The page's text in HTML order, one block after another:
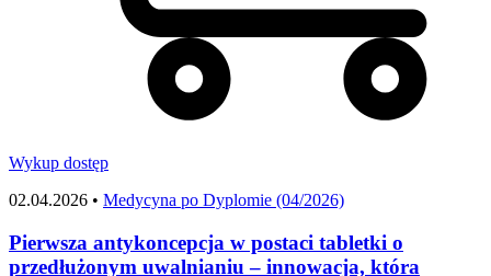
Wykup dostęp
02.04.2026 • Medycyna po Dyplomie (04/2026)
Pierwsza antykoncepcja w postaci tabletki o
przedłużonym uwalnianiu – innowacja, która